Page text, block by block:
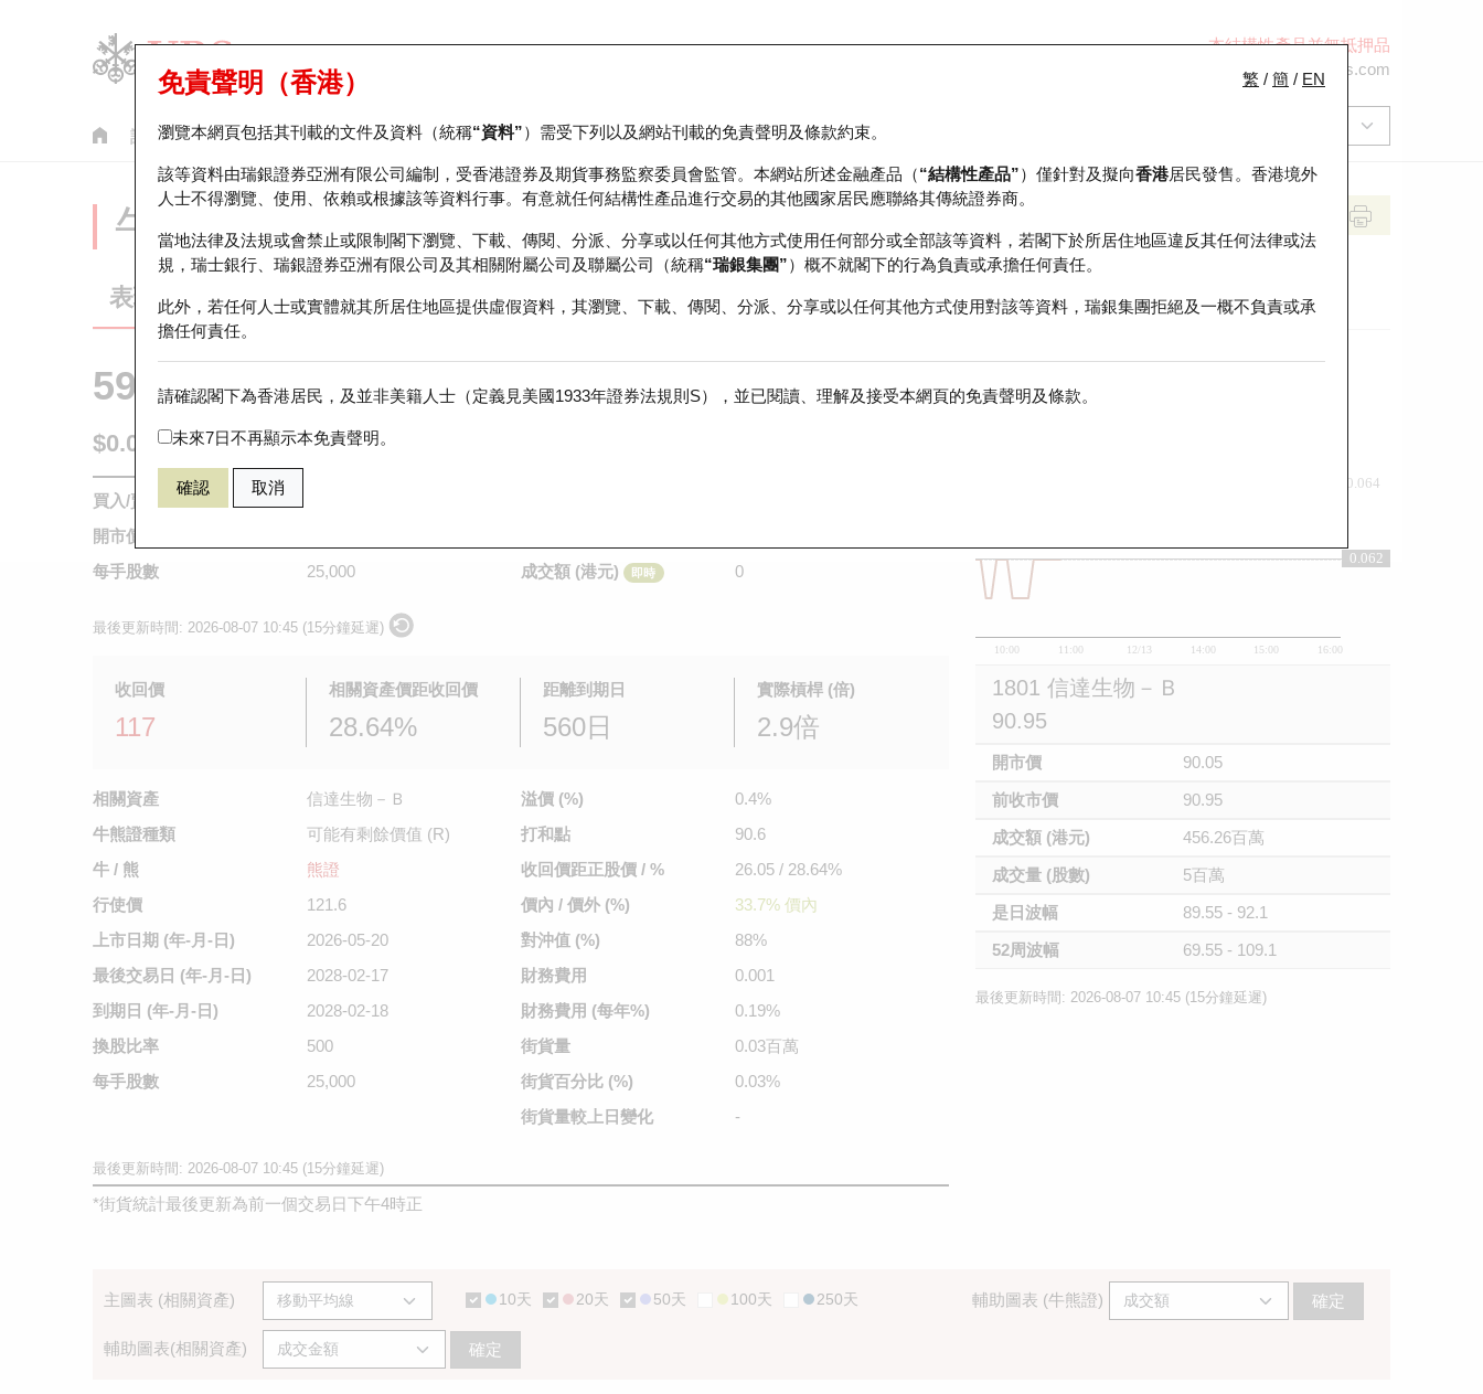
本結構性產品並無抵押品
ol-hkwarrants@ubs.com
認股證 牛熊證 美股指數產品 輪證市場統計 正股資料及市場統計 瑞銀輪證教室
繁 / 簡 / EN
免責聲明（香港）
瀏覽本網頁包括其刊載的文件及資料（統稱“資料”）需受下列以及網站刊載的免責聲明及條款約束。
該等資料由瑞銀證券亞洲有限公司編制，受香港證券及期貨事務監察委員會監管。本網站所述金融產品（“結構性產品”）僅針對及擬向香港居民發售。香港境外
人士不得瀏覽、使用、依賴或根據該等資料行事。有意就任何結構性產品進行交易的其他國家居民應聯絡其傳統證券商。
當地法律及法規或會禁止或限制閣下瀏覽、下載、傳閱、分派、分享或以任何其他方式使用任何部分或全部該等資料，若閣下於所居住地區違反其任何法律或法
規，瑞士銀行、瑞銀證券亞洲有限公司及其相關附屬公司及聯屬公司（統稱“瑞銀集團”）概不就閣下的行為負責或承擔任何責任。
此外，若任何人士或實體就其所居住地區提供虛假資料，其瀏覽、下載、傳閱、分派、分享或以任何其他方式使用對該等資料，瑞銀集團拒絕及一概不負責或承
擔任何責任。
請確認閣下為香港居民，及並非美籍人士（定義見美國1933年證券法規則S），並已閱讀、理解及接受本網頁的免責聲明及條款。
未來7日不再顯示本免責聲明。
確認 取消
牛熊證分析儀
表現 街貨統計 比較
59518 瑞銀熊證 1801 信達生物－Ｂ
$0.062 即時
買入/賣出價
開市價
每手股數
25,000
成交額 (港元)
即時 0
最後更新時間: 2026-08-07 10:45 (15分鐘延遲)
收回價
117
相關資產價距收回價
28.64%
距離到期日
560日
實際槓桿 (倍)
2.9倍
相關資產
信達生物－Ｂ
牛熊證種類
可能有剩餘價值 (R)
牛 / 熊
熊證
行使價
121.6
上市日期 (年-月-日)
2026-05-20
最後交易日 (年-月-日)
2028-02-17
到期日 (年-月-日)
2028-02-18
換股比率
500
每手股數
25,000
溢價 (%)
0.4%
打和點
90.6
收回價距正股價 / %
26.05 / 28.64%
價內 / 價外 (%)
33.7% 價內
對沖值 (%)
88%
財務費用
0.001
財務費用 (每年%)
0.19%
街貨量
0.03百萬
街貨百分比 (%)
0.03%
街貨量較 上日變化 -
最後更新時間: 2026-08-07 10:45 (15分鐘延遲)
*街貨統計最後更新為前一個交易日下午4時正
10:00 11:00 12/13 14:00 15:00 16:00
0.062
0.064
0.062
1801 信達生物－Ｂ
90.95
開市價
90.05
前收市價
90.95
成交額 (港元)
456.26百萬
成交量 (股數)
5百萬
是日波幅
89.55 - 92.1
52周波幅
69.55 - 109.1
最後更新時間: 2026-08-07 10:45 (15分鐘延遲)
主圖表 (相關資產) 10天 20天 50天 100天 250天 輔助圖表 (牛熊證) 確定
輔助圖表(相關資產) 確定